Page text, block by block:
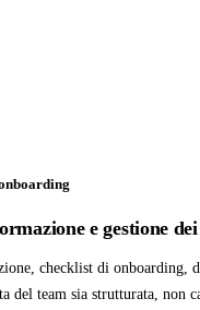
e gestione
checklist di onboarding,
del team sia strutturata, non